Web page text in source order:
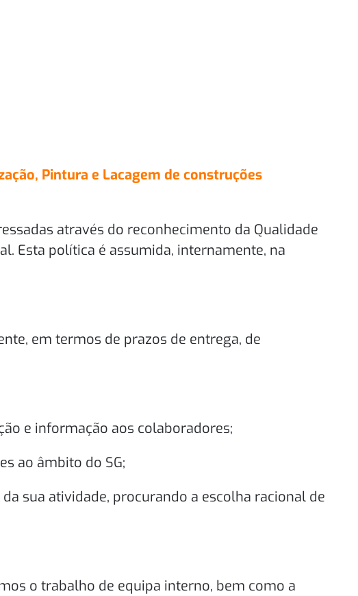
Pintura e Lacagem de construções
através do reconhecimento da Qualidade
Esta política é assumida, internamente, na
em termos de prazos de entrega, de
e informação aos colaboradores;
ao âmbito do SG;
sua atividade, procurando a escolha racional de
o trabalho de equipa interno, bem como a